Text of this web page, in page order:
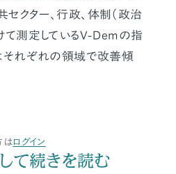
クター、行政、体制（政治
て測定しているV-Demの指
それぞれの領域で改善傾
はログイン
て続きを読む